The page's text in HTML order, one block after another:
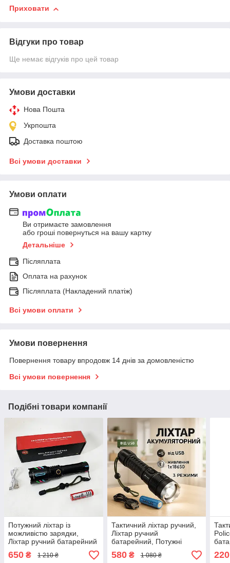
Приховати
Відгуки про товар
Ще немає відгуків про цей товар
Умови доставки
Нова Пошта
Укрпошта
Доставка поштою
Всі умови доставки
Умови оплати
Ви отримаєте замовлення
або гроші повернуться на вашу картку
Детальніше
Післяплата
Оплата на рахунок
Післяплата (Накладений платіж)
Всі умови оплати
Умови повернення
Повернення товару впродовж 14 днів за домовленістю
Всі умови повернення
Подібні товари компанії
Потужний ліхтар із
можливістю зарядки,
Ліхтар ручний батарейний
Тактичний для армії IJ-31
650 ₴ 1 210 ₴
Тактичний ліхтар ручний,
Ліхтар ручний
батарейний, Потужні
ліхтарики, Тактичні ліхтарі
з зумом VG-78
580₴ 1 080 ₴
QN-
220